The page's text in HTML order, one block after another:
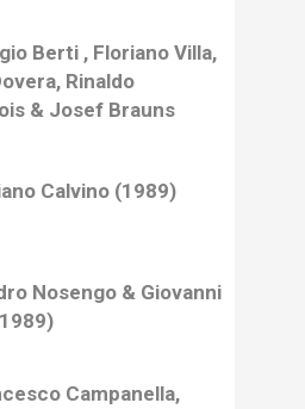
Berti , Floriano Villa,
Rinaldo
& Josef Brauns
Calvino (1989)
Nosengo & Giovanni
Campanella,